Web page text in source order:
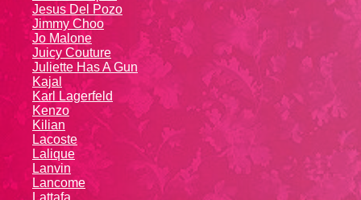
Jesus Del Pozo
Jimmy Choo
Jo Malone
Juicy Couture
Juliette Has A Gun
Kajal
Karl Lagerfeld
Kenzo
Kiliаn
Lacoste
Lalique
Lanvin
Lanсоmе